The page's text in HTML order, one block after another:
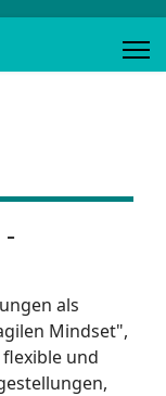
als
Mindset",
und